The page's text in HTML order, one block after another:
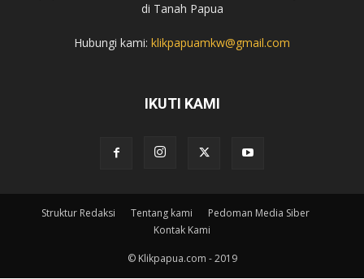
di Tanah Papua
Hubungi kami: klikpapuamkw@gmail.com
IKUTI KAMI
Struktur Redaksi Tentang kami
Pedoman Media Siber
Kontak Kami
© Klikpapua.com - 2019